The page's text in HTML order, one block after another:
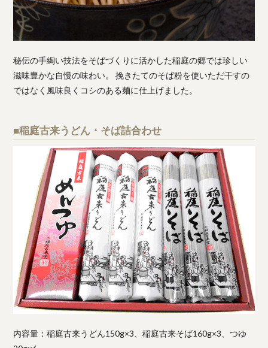
秘伝の手綯い技法をそばづくりに活かした稲庭の郷では珍しい
滋味豊かな自慢の味わい。 挽きたてのそば粉を使いただ干すの
ではなく風味良くコシのある麺に仕上げました。
■稲庭古来うどん・そば詰合わせ
内容量：稲庭古来うどん150g×3、稲庭古来そば160g×3、つゆ